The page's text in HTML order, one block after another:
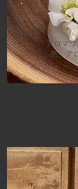
アロマ
売、ア